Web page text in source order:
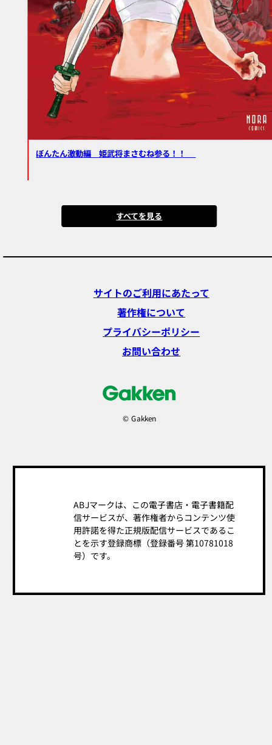
ぼんたん激動編 姫武将まさむね参る！！
すべてを見る
サイトのご利用にあたって
著作権について
プライバシーポリシー
お問い合わせ
© Gakken
ABJマークは、この電子書店・電子書籍配
信サービスが、著作権者からコンテンツ使
用許諾を得た正規版配信サービスであるこ
とを示す登録商標（登録番号 第10781018
号）です。